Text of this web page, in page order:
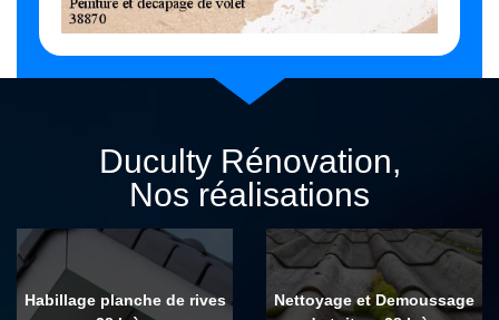
Duculty Rénovation,
Nos réalisations
Habillage planche de rives
Nettoyage et Demoussage